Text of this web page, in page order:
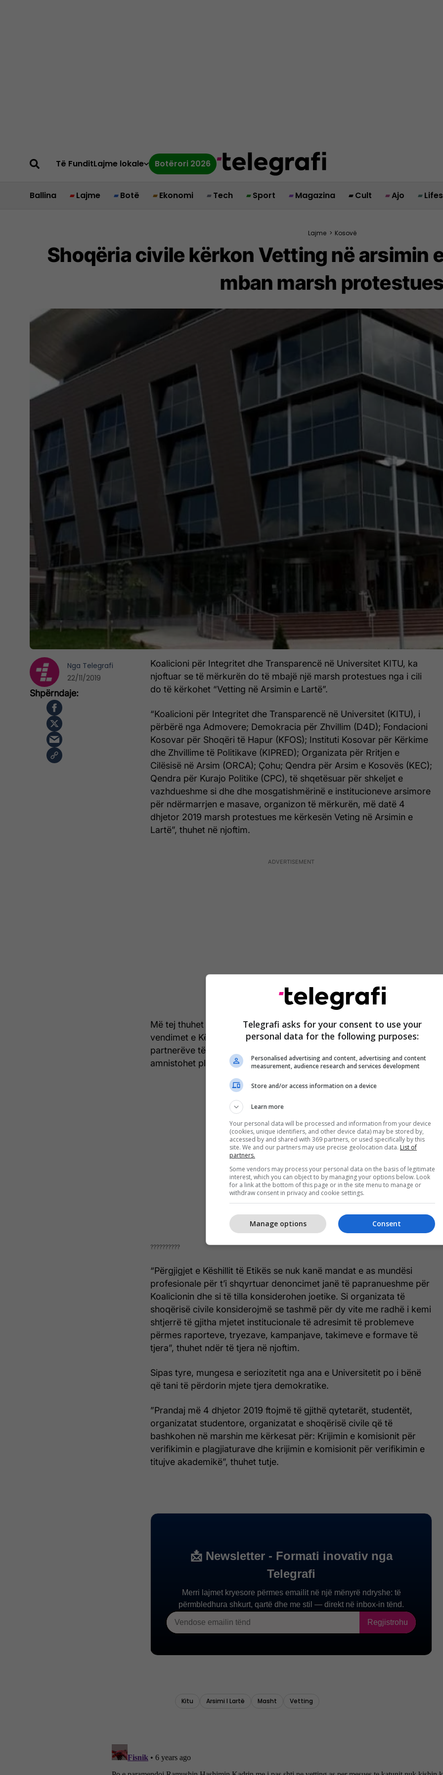
Të FunditLajme lokale Botërori 2026
Ballina Lajme Botë Ekonomi Tech Sport Magazina Cult Ajo
Lajme > Kosovë
Shoqëria civile kërkon Vetting në arsimin
mban marsh protestues
Koalicioni për Integritet dhe Transparencë në Universitet KITU, ka
njoftuar se të mërkurën do të mbajë një marsh protestues nga i cili
do të kërkohet “Vetting në Arsimin e Lartë”.
“Koalicioni për Integritet dhe Transparencë në Universitet (KITU), i
përbërë nga Admovere; Demokracia për Zhvillim (D4D); Fondacioni
Kosovar për Shoqëri të Hapur (KFOS); Instituti Kosovar për Kërkime
dhe Zhvillime të Politikave (KIPRED); Organizata për Rritjen e
Cilësisë në Arsim (ORCA); Çohu; Qendra për Arsim e Kosovës (KEC);
Qendra për Kurajo Politike (CPC), të shqetësuar për shkeljet e
vazhdueshme si dhe dhe mosgatishmërinë e institucioneve arsimore
për ndërmarrjen e masave, organizon të mërkurën, më datë 4
dhjetor 2019 marsh protestues me kërkesën Veting në Arsimin e
Lartë”, thuhet në njoftim.
Më tej thuhet se KITU është jashtëzakonisht e shqetësuar me
vendimet e Këshillit të Etikës së UP-së, lidhur me denoncimet e
partnerëve të koalicionit ADMOVERE dhe ORCA, me të cilat vendime
amnistohet plagjiatura dhe mashtrimi akademik.
??????????
“Përgjigjet e Këshillit të Etikës se nuk kanë mandat e as mundësi
profesionale për t’i shqyrtuar denoncimet janë të papranueshme për
Koalicionin dhe si të tilla konsiderohen joetike. Si organizata të
shoqërisë civile konsiderojmë se tashmë për dy vite me radhë i kemi
shtjerrë të gjitha mjetet institucionale të adresimit të problemeve
përmes raporteve, tryezave, kampanjave, takimeve e formave të
tjera”, thuhet ndër të tjera në njoftim.
Sipas tyre, mungesa e seriozitetit nga ana e Universitetit po i bënë
që tani të përdorin mjete tjera demokratike.
”Prandaj më 4 dhjetor 2019 ftojmë të gjithë qytetarët, studentët,
organizatat studentore, organizatat e shoqërisë civile që të
bashkohen në marshin me kërkesat për: Krijimin e komisionit për
verifikimin e plagjiaturave dhe krijimin e komisionit për verifikimin e
titujve akademikë”, thuhet tutje.
Nga Telegrafi
22/11/2019
Telegrafi asks for your consent to use your
personal data for the following purposes:
Personalised advertising and content, advertising and content
measurement, audience research and services development
Store and/or access information on a device
Learn more
Your personal data will be processed and information from your device
(cookies, unique identifiers, and other device data) may be stored by,
accessed by and shared with 369 partners, or used specifically by this
site. We and our partners may use precise geolocation data. List of
partners.
Some vendors may process your personal data on the basis of legitimate
interest, which you can object to by managing your options below. Look
for a link at the bottom of this page or in the site menu to manage or
withdraw consent in privacy and cookie settings.
Consent
Manage options